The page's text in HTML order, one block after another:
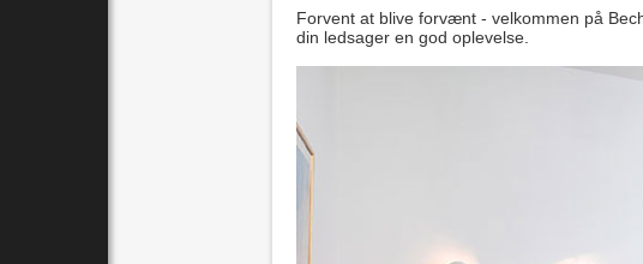
Forvent at blive forvænt - velkommen på
din ledsager en god oplevelse.